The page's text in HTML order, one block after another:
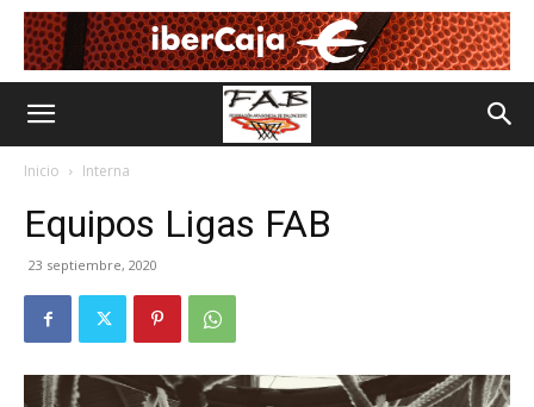
Inicio Interna
Equipos Ligas FAB
23 septiembre, 2020